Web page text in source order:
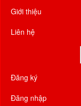
Giới thiệu
Liên hệ
Đăng ký
Đăng nhập